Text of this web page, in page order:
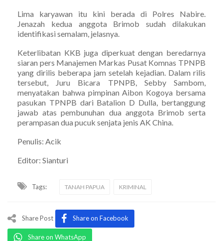
Lima karyawan itu kini berada di Polres Nabire.
Jenazah kedua anggota Brimob sudah dilakukan
identifikasi semalam, jelasnya.
Keterlibatan KKB juga diperkuat dengan beredarnya
siaran pers Manajemen Markas Pusat Komnas TPNPB
yang dirilis beberapa jam setelah kejadian. Dalam rilis
tersebut, Juru Bicara TPNPB, Sebby Sambom,
menyatakan bahwa pimpinan Aibon Kogoya bersama
pasukan TPNPB dari Batalion D Dulla, bertanggung
jawab atas pembunuhan dua anggota Brimob serta
perampasan dua pucuk senjata jenis AK China.
Penulis: Acik
Editor: Sianturi
Tags: TANAH PAPUA KRIMINAL
Share Post Share on Facebook
Share on WhatsApp